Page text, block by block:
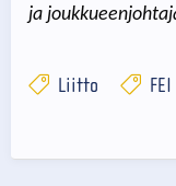
ja
Liitto FEI